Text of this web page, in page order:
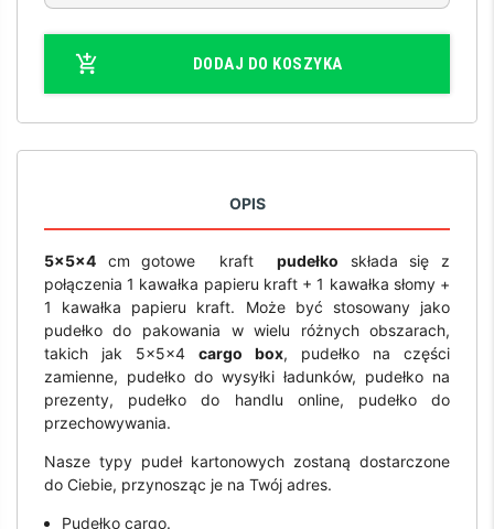
DODAJ DO KOSZYKA
OPIS
5x5x4cm gotowe kraftpudełko składa się z
połączenia 1 kawałka papieru kraft + 1 kawałka słomy +
1 kawałka papieru kraft. Może być stosowany jako
pudełko do pakowania w wielu różnych obszarach,
takich jak 5x5x4 cargo box, pudełko na części
zamienne, pudełko do wysyłki ładunków, pudełko na
prezenty, pudełko do handlu online, pudełko do
przechowywania.
Nasze typy pudeł kartonowych zostaną dostarczone
do Ciebie, przynosząc je na Twój adres.
Pudełko cargo.